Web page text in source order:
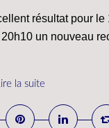
résultat pour
un nouveau
la suite